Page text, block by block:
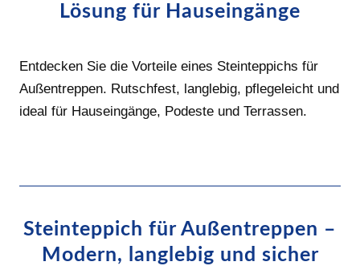
Lösung für Hauseingänge
Entdecken Sie die Vorteile eines Steinteppichs für
Außentreppen. Rutschfest, langlebig, pflegeleicht und
ideal für Hauseingänge, Podeste und Terrassen.
Steinteppich für Außentreppen –
Modern, langlebig und sicher